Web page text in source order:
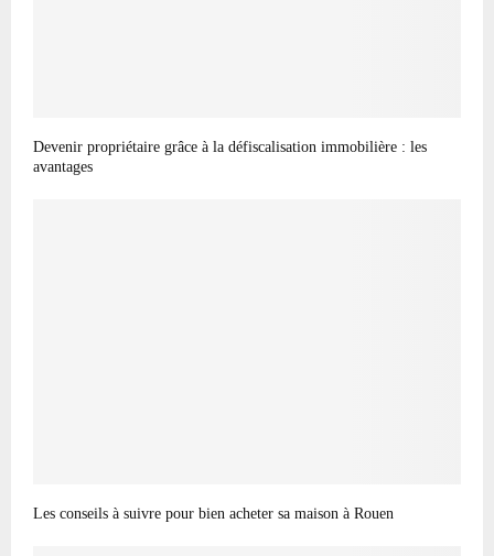
Devenir propriétaire grâce à la défiscalisation immobilière : les
avantages
Les conseils à suivre pour bien acheter sa maison à Rouen